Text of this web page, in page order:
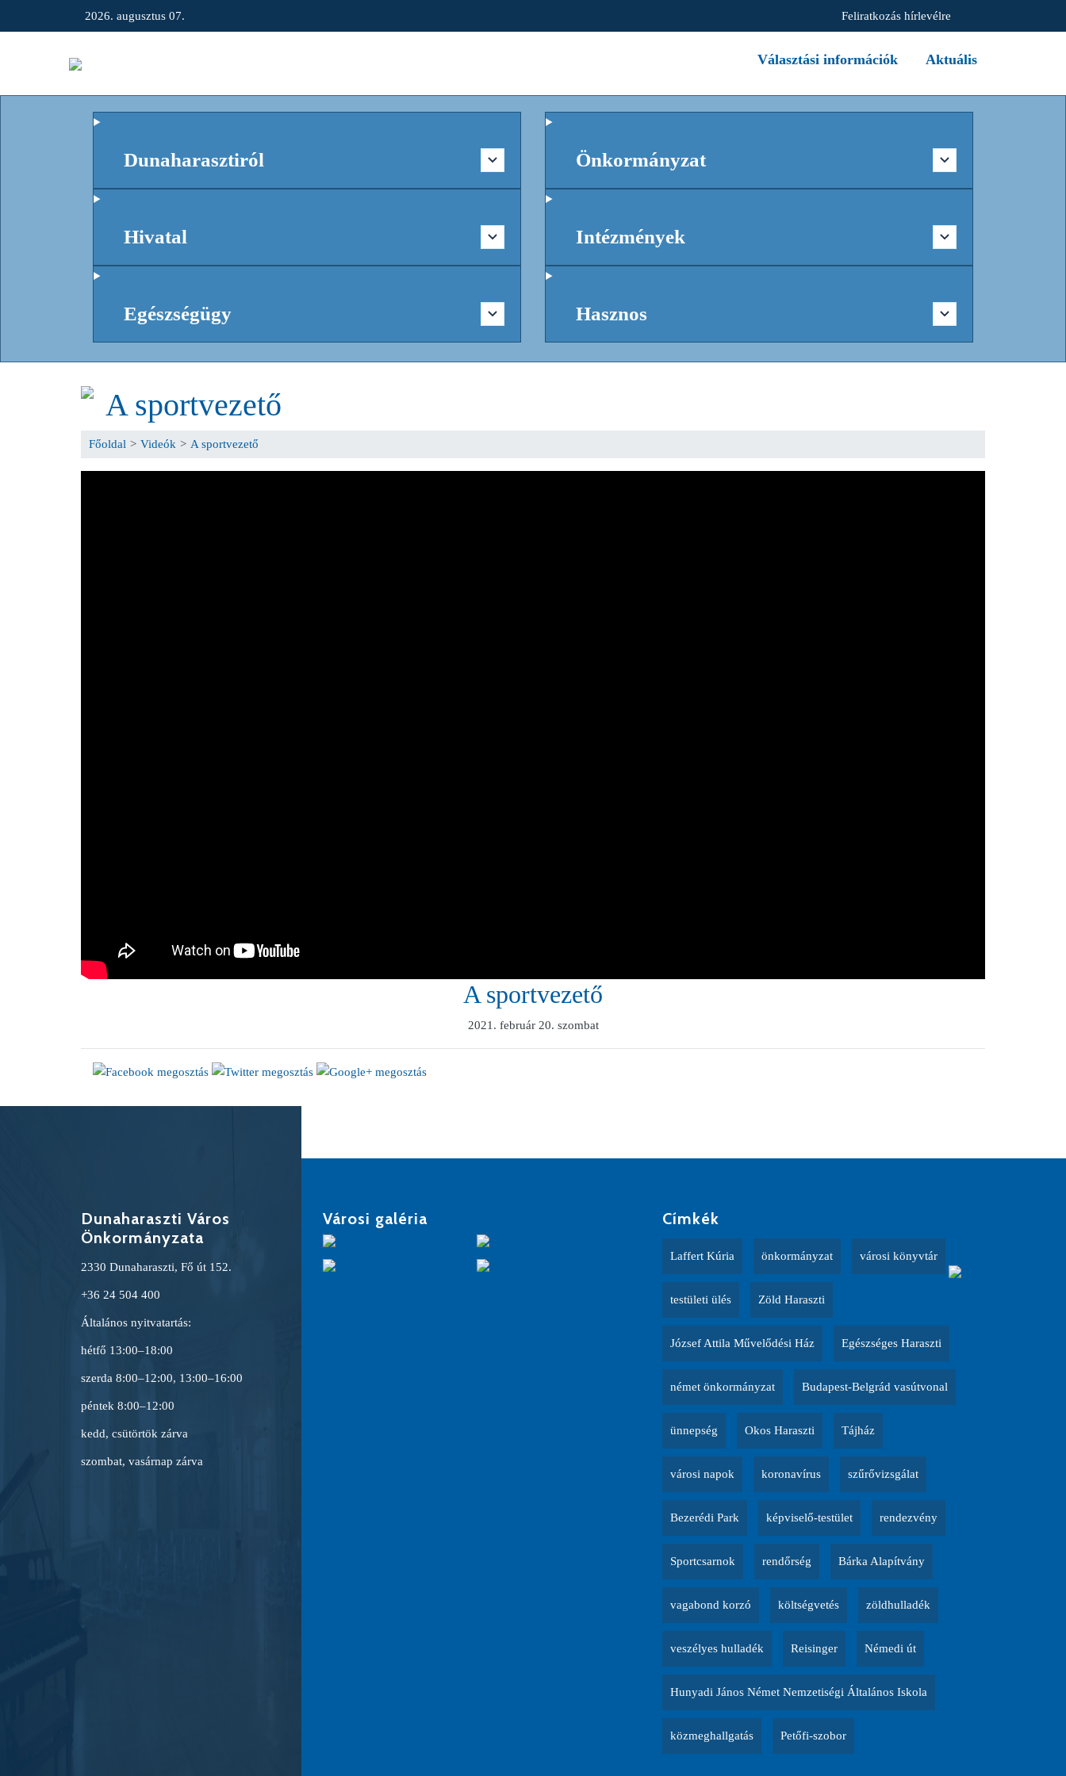
2026. augusztus 07. Feliratkozás hírlevélre
Választási információk Aktuális
Dunaharasztiról Önkormányzat
Hivatal Intézmények
Egészségügy Hasznos
A sportvezető
Főoldal > Videók > A sportvezető
A sportvezető
2021. február 20. szombat
Dunaharaszti Város
Önkormányzata
2330 Dunaharaszti, Fő út 152.
+36 24 504 400
Általános nyitvatartás:
hétfő 13:00–18:00
szerda 8:00–12:00, 13:00–16:00
péntek 8:00–12:00
kedd, csütörtök zárva
szombat, vasárnap zárva
Városi galéria Címkék
Laffert Kúria önkormányzat városi könyvtár
testületi ülés Zöld Haraszti
József Attila Művelődési Ház Egészséges Haraszti
német önkormányzat Budapest-Belgrád vasútvonal
ünnepség Okos Haraszti Tájház
városi napok koronavírus szűrővizsgálat
Bezerédi Park képviselő-testület rendezvény
Sportcsarnok rendőrség Bárka Alapítvány
vagabond korzó költségvetés zöldhulladék
veszélyes hulladék Reisinger Némedi út
Hunyadi János Német Nemzetiségi Általános Iskola
közmeghallgatás Petőfi-szobor